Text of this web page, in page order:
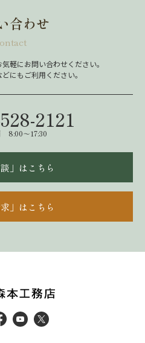
合わせ
軽にお問い合わせください。
にもご利用ください。
2121
8:00～17:30
談」はこちら
求」はこちら